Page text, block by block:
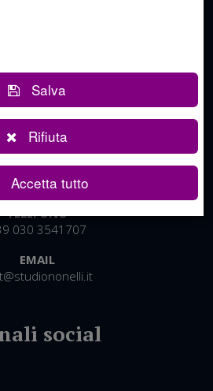
NONELLI
02450400987
TELEFONO
030 3541707
EMAIL
Salva
Rifiuta
Accetta tutto